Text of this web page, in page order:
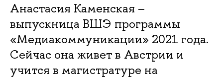
Анастасия Каменская –
выпускница ВШЭ программы
«Медиакоммуникации» 2021 года.
Сейчас она живет в Австрии и
учится в магистратуре на